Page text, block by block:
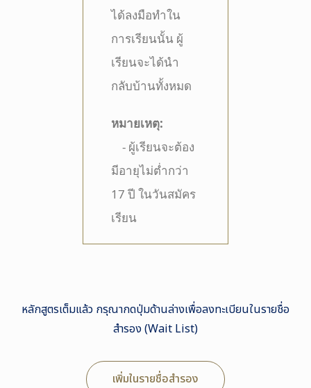
ได้ลงมือทำใน
การเรียนนั้น ผู้
เรียนจะได้นำ
กลับบ้านทั้งหมด
หมายเหตุ:
- ผู้เรียนจะต้อง
มีอายุไม่ต่ำกว่า
17 ปี ในวันสมัคร
เรียน
หลักสูตรเต็มแล้ว กรุณากดปุ่มด้านล่างเพื่อลงทะเบียนในรายชื่อ
สำรอง (Wait List)
เพิ่มในรายชื่อสำรอง